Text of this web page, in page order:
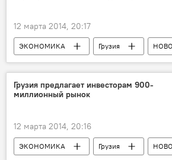
12 марта 2014, 20:17
ЭКОНОМИКА Грузия
Грузия предлагает инвесторам 900-
миллионный рынок
12 марта 2014, 20:16
ЭКОНОМИКА Грузия